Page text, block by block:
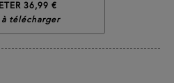
36,99 €
à télécharger